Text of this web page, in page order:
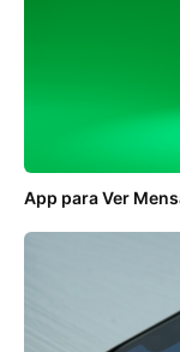
App para Ver